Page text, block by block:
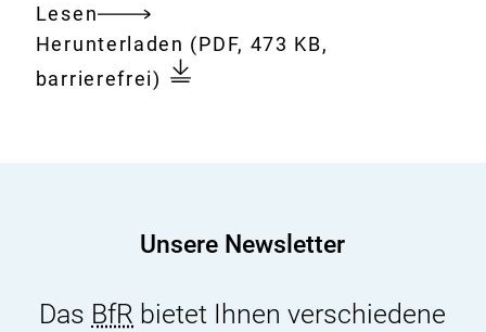
Lesen
Gesamtes
Dokument
Download:
Herunterladen BfR-
Verbrauchermonitor
(PDF, 473 KB,
barrierefrei)
Unsere Newsletter
Das BfR bietet Ihnen verschiedene